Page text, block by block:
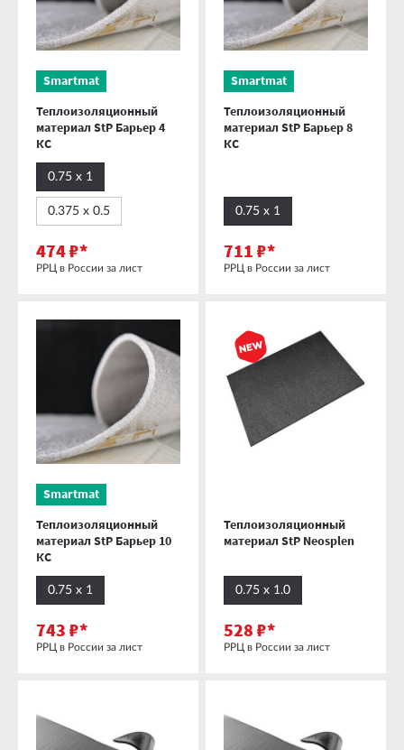
Smartmat
Теплоизоляционный
материал StP Барьер 4
КС
0.75 х 1
0.375 х 0.5
474 ₽*
РРЦ в России за лист
Smartmat
Теплоизоляционный
материал StP Барьер 8
КС
0.75 х 1
711 ₽*
РРЦ в России за лист
Smartmat
Теплоизоляционный
материал StP Барьер 10
КС
0.75 х 1
743 ₽*
РРЦ в России за лист
Теплоизоляционный
материал StP Neosplen
0.75 х 1.0
528 ₽*
РРЦ в России за лист